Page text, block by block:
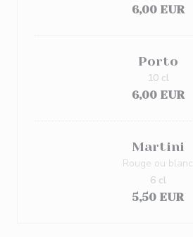
6,00 EUR
Porto
6,00 EUR
10 cl
Martini
Rouge ou blanc
5,50 EUR
6 cl